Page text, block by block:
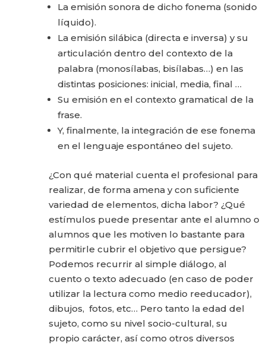
La emisión sonora de dicho fonema (sonido
líquido).
La emisión silábica (directa e inversa) y su
articulación dentro del contexto de la
palabra (monosílabas, bisílabas…) en las
distintas posiciones: inicial, media, final …
Su emisión en el contexto gramatical de la
frase.
Y, finalmente, la integración de ese fonema
en el lenguaje espontáneo del sujeto.
¿Con qué material cuenta el profesional para
realizar, de forma amena y con suficiente
variedad de ele­mentos, dicha labor? ¿Qué
estímulos puede presentar ante el alumno o
alumnos que les motiven lo bastante para
permitirle cubrir el objetivo que persigue?
Podemos recurrir al simple diálogo, al
cuento o texto adecuado (en caso de poder
utilizar la lectura como medio reeducador),
dibujos, fotos, etc… Pero tanto la edad del
sujeto, como su nivel socio-cultural, su
propio carácter, así como otros diversos